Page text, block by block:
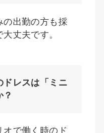
の出勤の方も採
丈夫です。
ドレスは「ミニ
？
オで働く時のド